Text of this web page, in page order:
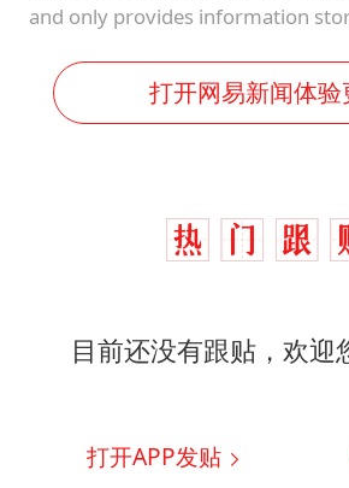
and only provides information
打开网易新闻体验
目前还没有跟贴，欢迎
打开APP发贴